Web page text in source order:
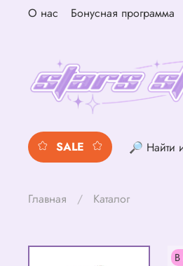
О нас Бонусная программа
SALE 🔎 Найти
Главная Каталог